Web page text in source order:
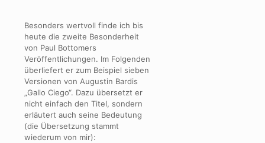
Besonders wertvoll finde ich bis
heute die zweite Besonderheit
von Paul Bottomers
Veröffentlichungen. Im Folgenden
überliefert er zum Beispiel sieben
Versionen von Augustin Bardis
„Gallo Ciego“. Dazu übersetzt er
nicht einfach den Titel, sondern
erläutert auch seine Bedeutung
(die Übersetzung stammt
wiederum von mir):